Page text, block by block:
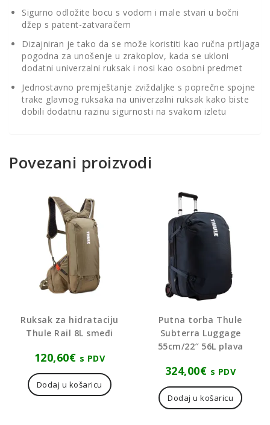
Sigurno odložite bocu s vodom i male stvari u bočni
džep s patent-zatvaračem
Dizajniran je tako da se može koristiti kao ručna prtljaga
pogodna za unošenje u zrakoplov, kada se ukloni
dodatni univerzalni ruksak i nosi kao osobni predmet
Jednostavno premještanje zviždaljke s poprečne spojne
trake glavnog ruksaka na univerzalni ruksak kako biste
dobili dodatnu razinu sigurnosti na svakom izletu
Povezani proizvodi
Ruksak za hidrataciju
Thule Rail 8L smeđi
120,60€ s PDV
Dodaj u košaricu
Putna torba Thule
Subterra Luggage
55cm/22″ 56L plava
324,00€ s PDV
Dodaj u košaricu